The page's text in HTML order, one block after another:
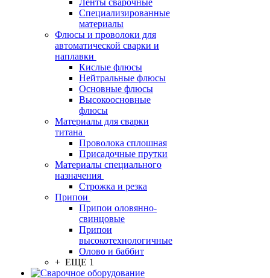
Ленты сварочные
Специализированные
материалы
Флюсы и проволоки для
автоматической сварки и
наплавки
Кислые флюсы
Нейтральные флюсы
Основные флюсы
Высокоосновные
флюсы
Материалы для сварки
титана
Проволока сплошная
Присадочные прутки
Материалы специального
назначения
Строжка и резка
Припои
Припои оловянно-
свинцовые
Припои
высокотехнологичные
Олово и баббит
+ ЕЩЕ 1